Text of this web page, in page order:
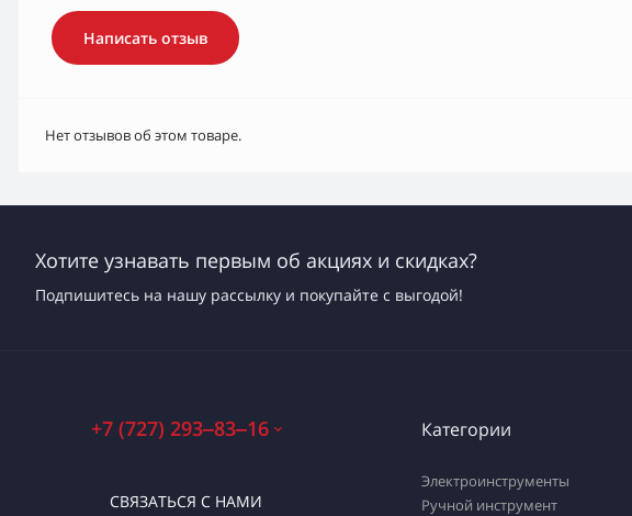
Написать отзыв
Нет отзывов об этом товаре.
Хотите узнавать первым об акциях и скидках?
Подпишитесь на нашу рассылку и покупайте с выгодой!
+7 (727) 293‒83‒16
СВЯЗАТЬСЯ С НАМИ
Категории
Электроинструменты
Ручной инструмент